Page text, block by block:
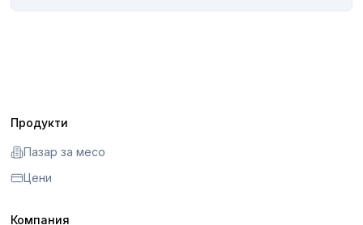
Продукти
Пазар за месо
Цени
Компания